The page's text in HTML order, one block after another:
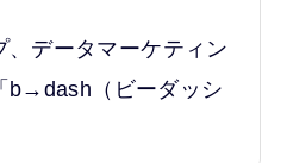
、データマーケティン
b→dash（ビーダッシ